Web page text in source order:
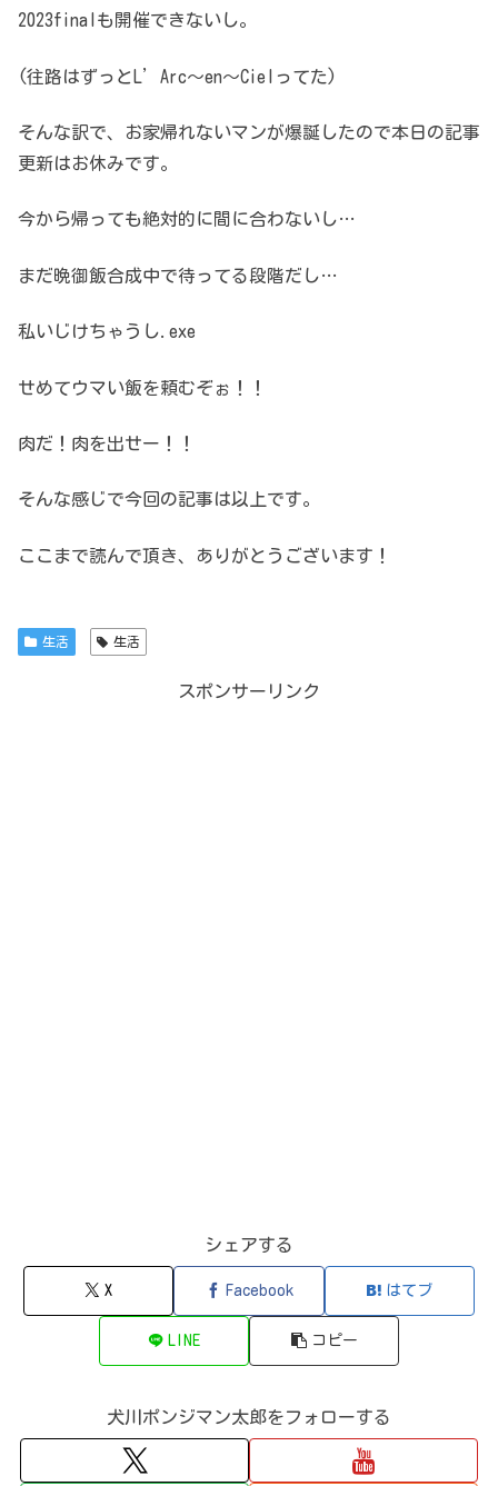
2023finalも開催できないし。
(往路はずっとL’Arc～en～Cielってた)
そんな訳で、お家帰れないマンが爆誕したので本日の記事
更新はお休みです。
今から帰っても絶対的に間に合わないし…
まだ晩御飯合成中で待ってる段階だし…
私いじけちゃうし.exe
せめてウマい飯を頼むぞぉ！！
肉だ！肉を出せー！！
そんな感じで今回の記事は以上です。
ここまで読んで頂き、ありがとうございます！
生活 生活
スポンサーリンク
シェアする
X Facebook はてブ
LINE コピー
犬川ポンジマン太郎をフォローする